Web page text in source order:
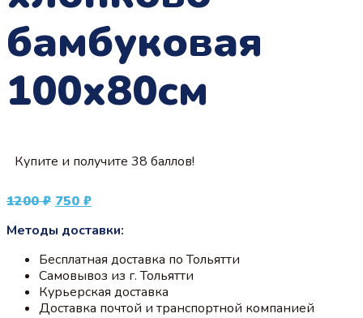
бамбуковая
100х80см
Купите и получите 38 баллов!
1200₽ Первоначальная
составляла
750 ₽Текущая
750 ₽.
Методы доставки:
Бесплатная доставка по Тольятти
Самовывоз из г. Тольятти
Курьерская доставка
Доставка почтой и транспортной компанией